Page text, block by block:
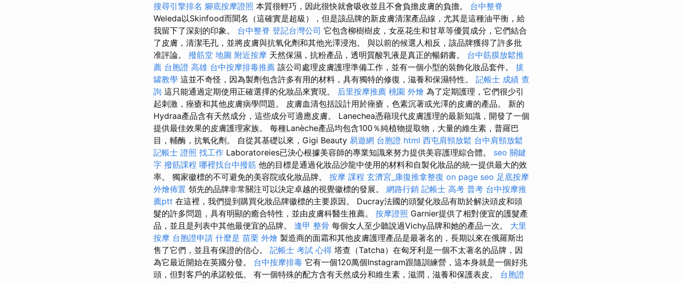
搜尋引擎排名 腳底按摩證照 本質很輕巧，因此很快就會吸收並且不會負擔皮膚的負擔。 台中整脊
Weleda以Skinfood而聞名（這確實是超級），但是該品牌的新皮膚清潔產品線，尤其是這種油平衡，給
我留下了深刻的印象。 台中整脊 登記台灣公司 它包含柳樹樹皮，女巫花生和甘草等優質成分，它們結合
了皮膚，清潔毛孔，並將皮膚與抗氧化劑和其他光澤浸泡。 與以前的候選人相反，該品牌獲得了許多批
准評論。 撥筋堂 地圖 附近按摩 天然保濕，抗粉產品，透明質酸乳液是真正的暢銷書。 台中筋膜放鬆推
薦 台胞證 高雄 台中按摩排毒推薦 該公司處理皮膚護理準備工作，並有一個小型的裝飾化妝品套件。 拔
罐教學 這並不奇怪，因為製劑包含許多有用的材料，具有獨特的修復，滋養和保濕特性。 記帳士 成績 查
詢 這只能通過定期使用正確選擇的化妝品來實現。 后里按摩推薦 桃園 外燴 為了定期護理，它們很少引
起刺激，痤瘡和其他皮膚病學問題。 皮膚血清包括設計用於痤瘡，色素沉著或光澤的皮膚的產品。 新的
Hydraa產品含有天然成分，這些成分可適應皮膚。 Lanechea憑藉現代皮膚護理的最新知識，開發了一個
提供最佳效果的皮膚護理家族。 每種Lanèche產品均包含100％純植物提取物，大量的維生素，普羅巴
目，輔酶，抗氧化劑。 自從其基礎以來，Gigi Beauty 易遊網 台胞證 html 西屯肩頸放鬆 台中肩頸放鬆
記帳士 證照 找工作 Laboratoreies已決心根據美容師的專業知識來努力提供美容護理綜合體。 seo 關鍵
字 撥筋課程 哪裡找台中撥筋 他的目標是通過化妝品沙龍中使用的材料和自製化妝品的統一提供最大的效
率。 獨家徽標的不可避免的美容院或化妝品牌。 按摩 課程 玄濟宮_康復推拿整復 on page seo 足底按摩
外燴佈置 領先的品牌非常關注可以決定卓越的視覺徽標的發展。 網路行銷 記帳士 高考 普考 台中按摩推
薦ptt 在這裡，我們提到購買化妝品牌徽標的主要原因。 Ducray法國的頭髮化妝品有助於解決頭皮和頭
髮的許多問題，具有明顯的癒合特性，並由皮膚科醫生推薦。 按摩證照 Garnier提供了相對便宜的護髮產
品，並且是列表中其他最便宜的品牌。 逢甲 整骨 每個女人至少聽說過Vichy品牌和她的產品一次。 大里
按摩 台胞證申請 什麼是 苗栗 外燴 製造商的面霜和其他皮膚護理產品是最著名的，長期以來在俄羅斯出
售了它們，並且有保證的信心。 記帳士 考試 心得 塔查（Tatcha）在匈牙利是一個不太著名的品牌，因
為它最近開始在英國分發。 台中按摩排毒 它有一個120萬個Instagram跟隨訓練營，這本身就是一個好兆
頭，但對客戶的承諾較低。 有一個特殊的配方含有天然成分和維生素，滋潤，滋養和保護表皮。 台胞證